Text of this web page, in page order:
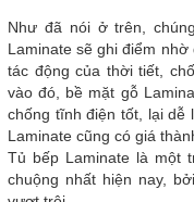
Như đã nói ở trên,
Laminate sẽ ghi điểm
tác động của thời tiết,
vào đó, bề mặt gỗ
chống tĩnh điện tốt, lại dễ
Laminate cũng có giá
Tủ bếp Laminate là một
chuộng nhất hiện nay,